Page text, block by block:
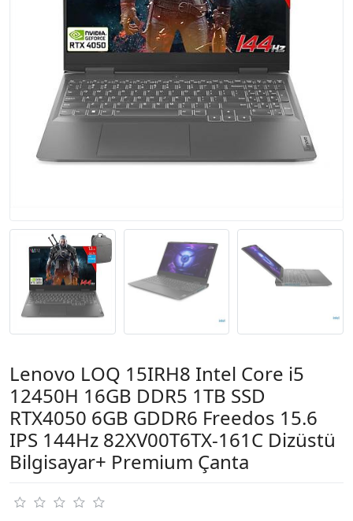
Lenovo LOQ 15IRH8 Intel Core i5
12450H 16GB DDR5 1TB SSD
RTX4050 6GB GDDR6 Freedos 15.6
IPS 144Hz 82XV00T6TX-161C Dizüstü
Bilgisayar+ Premium Çanta